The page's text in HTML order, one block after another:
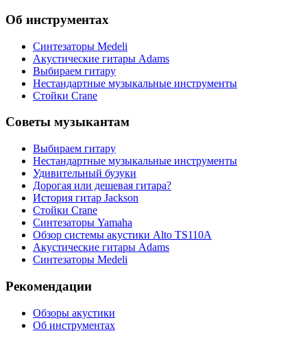
Об инструментах
Синтезаторы Мedeli
Акустические гитары Adams
Выбираем гитару
Нестандартные музыкальные инструменты
Стойки Crane
Советы музыкантам
Выбираем гитару
Нестандартные музыкальные инструменты
Удивительный бузуки
Дорогая или дешевая гитара?
История гитар Jackson
Стойки Crane
Синтезаторы Yamaha
Обзор системы акустики Alto TS110A
Акустические гитары Adams
Синтезаторы Мedeli
Рекомендации
Обзоры акустики
Об инструментах